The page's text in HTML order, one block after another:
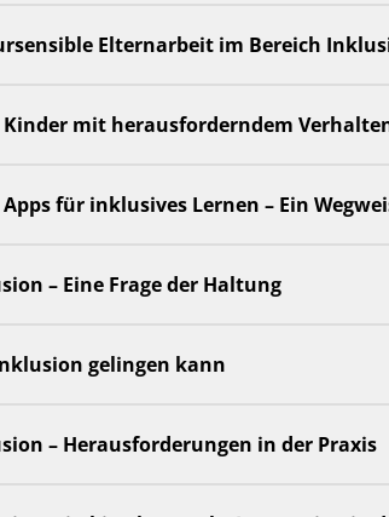
Elternarbeit im Bereich
Kinder mit herausforderndem
für inklusives Lernen – Ein
– Eine Frage der Haltung
gelingen kann
– Herausforderungen in der Praxis